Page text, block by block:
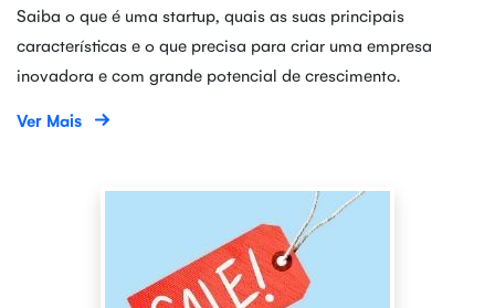
Saiba o que é uma startup, quais as suas principais
características e o que precisa para criar uma empresa
inovadora e com grande potencial de crescimento.
Ver Mais